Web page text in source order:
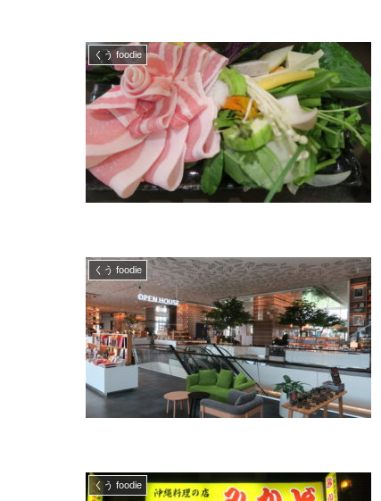
くう foodie
くう foodie
くう foodie